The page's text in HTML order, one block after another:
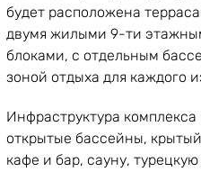
будет расположена
двумя жилыми 9-ти
блоками, с отдельным
зоной отдыха для каждого
Инфраструктура комплекса
открытые бассейны,
кафе и бар, сауну,